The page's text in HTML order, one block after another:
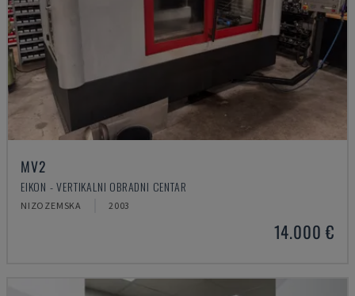
MV2
EIKON - VERTIKALNI OBRADNI CENTAR
NIZOZEMSKA 2003
14.000 €